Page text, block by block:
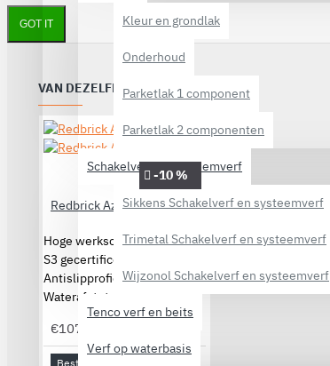
Kleur en grondlak
Onderhoud
Parketlak 1 component
Parketlak 2 componenten
Schakelverf en systeemverf
Sikkens Schakelverf en systeemverf
Trimetal Schakelverf en systeemverf
Wijzonol Schakelverf en systeemverf
Tenco verf en beits
Verf op waterbasis
GOT IT
VAN DEZELFDE CATEGORIE
-10 %
Redbrick Azure S3
Hoge werkschoenen
S3 gecertificeerd
Antislipprofiel
Waterafstotend
€107,55
Bestellen